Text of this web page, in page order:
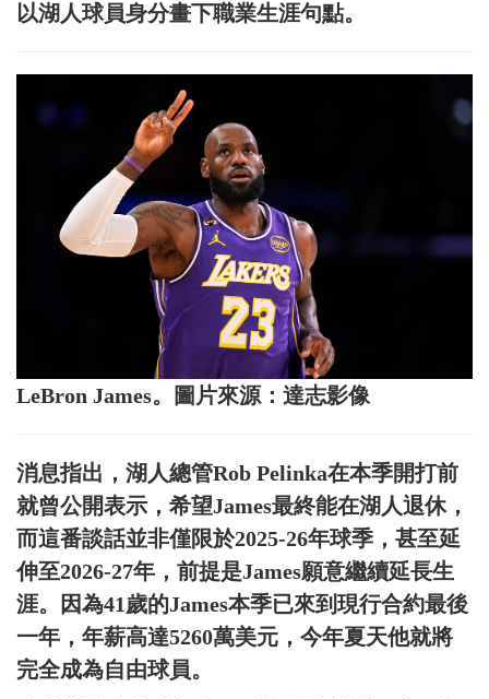
以湖人球員身分畫下職業生涯句點。
LeBron James。圖片來源：達志影像
消息指出，湖人總管Rob Pelinka在本季開打前
就曾公開表示，希望James最終能在湖人退休，
而這番談話並非僅限於2025-26年球季，甚至延
伸至2026-27年，前提是James願意繼續延長生
涯。因為41歲的James本季已來到現行合約最後
一年，年薪高達5260萬美元，今年夏天他就將
完全成為自由球員。